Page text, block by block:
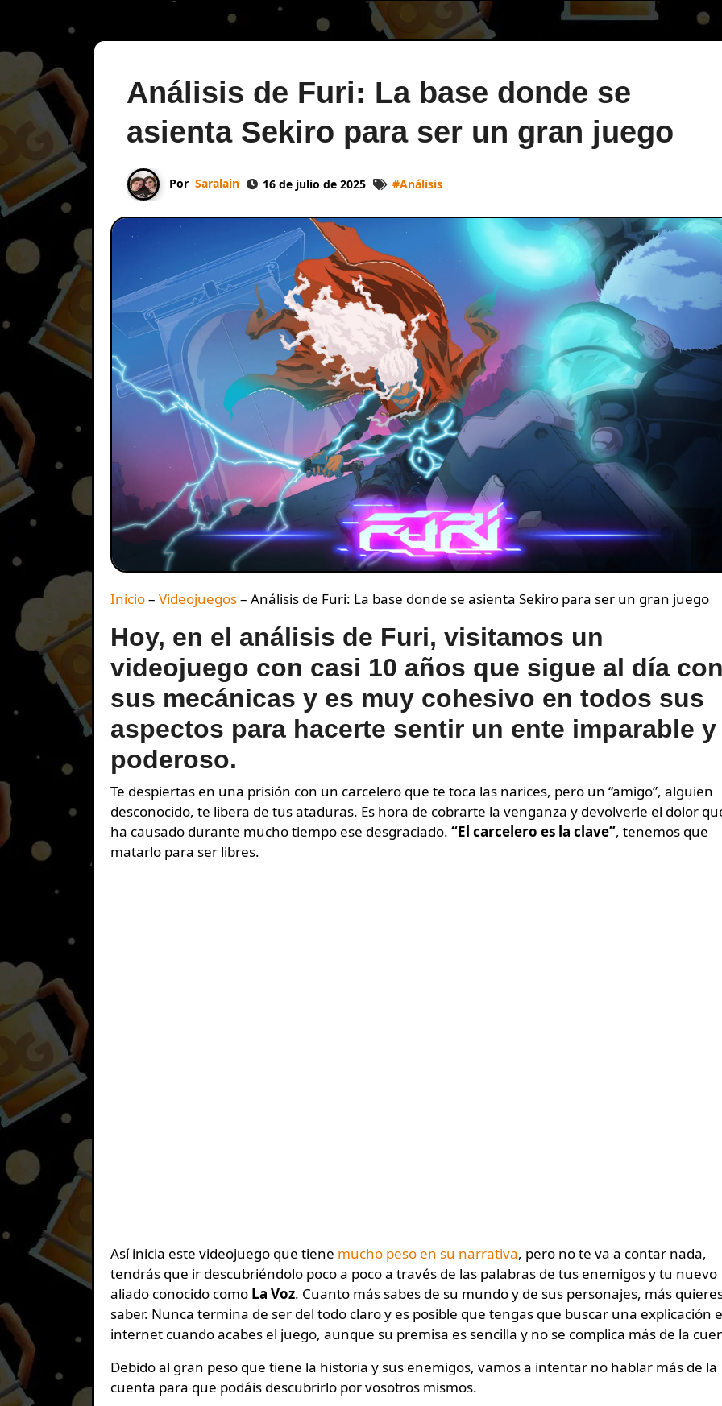
Análisis de Furi: La base donde se
asienta Sekiro para ser un gran juego
Por Saralain 16 de julio de 2025 #Análisis
Inicio– Videojuegos– Análisis de Furi: La base donde se asienta Sekiro para ser un gran juego
Hoy, en el análisis de Furi, visitamos un
videojuego con casi 10 años que sigue al día
sus mecánicas y es muy cohesivo en todos sus
aspectos para hacerte sentir un ente imparable y
poderoso.
Te despiertas en una prisión con un carcelero que te toca las narices, pero un “amigo”, alguien
desconocido, te libera de tus ataduras. Es hora de cobrarte la venganza y devolverle el dolor
ha causado durante mucho tiempo ese desgraciado. “El carcelero es la clave”, tenemos que
matarlo para ser libres.
Así inicia este videojuego que tiene mucho peso en su narrativa, pero no te va a contar nada,
tendrás que ir descubriéndolo poco a poco a través de las palabras de tus enemigos y tu nuevo
aliado conocido como La Voz. Cuanto más sabes de su mundo y de sus personajes, más
saber. Nunca termina de ser del todo claro y es posible que tengas que buscar una explicación
internet cuando acabes el juego, aunque su premisa es sencilla y no se complica más de la
Debido al gran peso que tiene la historia y sus enemigos, vamos a intentar no hablar más de la
cuenta para que podáis descubrirlo por vosotros mismos.